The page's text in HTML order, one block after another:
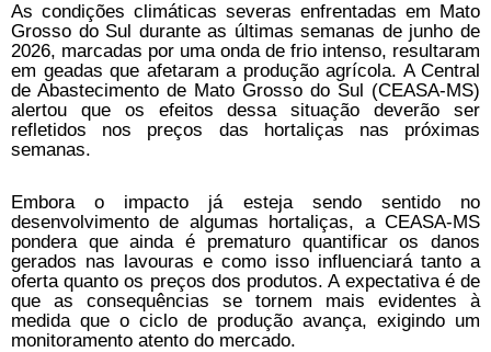
As condições climáticas severas enfrentadas em Mato
Grosso do Sul durante as últimas semanas de junho de
2026, marcadas por uma onda de frio intenso, resultaram
em geadas que afetaram a produção agrícola. A Central
de Abastecimento de Mato Grosso do Sul (CEASA-MS)
alertou que os efeitos dessa situação deverão ser
refletidos nos preços das hortaliças nas próximas
semanas.
Embora o impacto já esteja sendo sentido no
desenvolvimento de algumas hortaliças, a CEASA-MS
pondera que ainda é prematuro quantificar os danos
gerados nas lavouras e como isso influenciará tanto a
oferta quanto os preços dos produtos. A expectativa é de
que as consequências se tornem mais evidentes à
medida que o ciclo de produção avança, exigindo um
monitoramento atento do mercado.